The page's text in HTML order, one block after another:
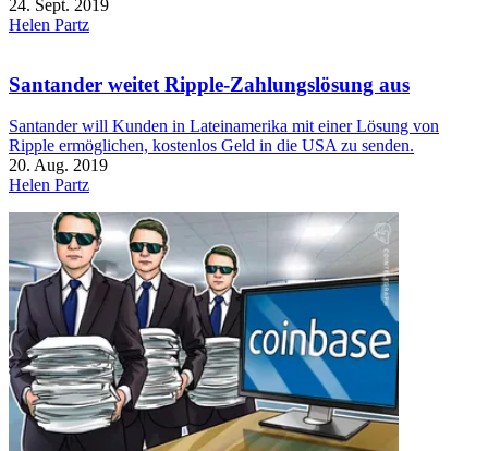
24. Sept. 2019
Helen Partz
Santander weitet Ripple-Zahlungslösung aus
Santander will Kunden in Lateinamerika mit einer Lösung von
Ripple ermöglichen, kostenlos Geld in die USA zu senden.
20. Aug. 2019
Helen Partz